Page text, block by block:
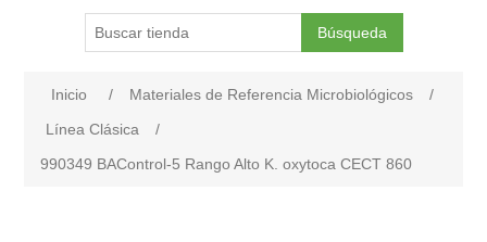
Búsqueda
Inicio / Materiales de Referencia Microbiológicos
/
Línea Clásica
/
990349 BAControl-5 Rango Alto K. oxytoca CECT 860